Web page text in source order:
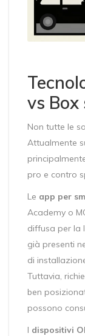
vs
Non tutte le
Attualmente
pro e contro
Le app per
Academy o
diffusa per la
già presenti
di
Tuttavia,
ben
possono
I dispositivi